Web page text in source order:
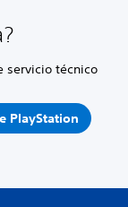
servicio técnico
PlayStation